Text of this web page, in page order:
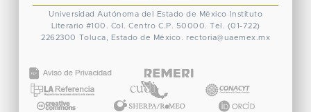
Universidad Autónoma del Estado de México
Instituto
Literario #100. Col. Centro C.P. 50000. Tel. (01-722)
2262300 Toluca, Estado de México. rectoria@uaemex.mx